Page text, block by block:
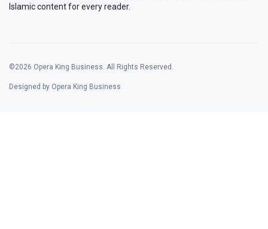
Islamic content for every reader.
©2026 Opera King Business. All Rights Reserved.
Designed by Opera King Business